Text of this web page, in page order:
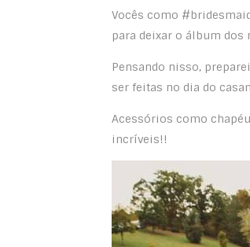
Vocês como
para deixar o álbum
Pensando nisso,
ser feitas no dia do
Acessórios como
incríveis!!